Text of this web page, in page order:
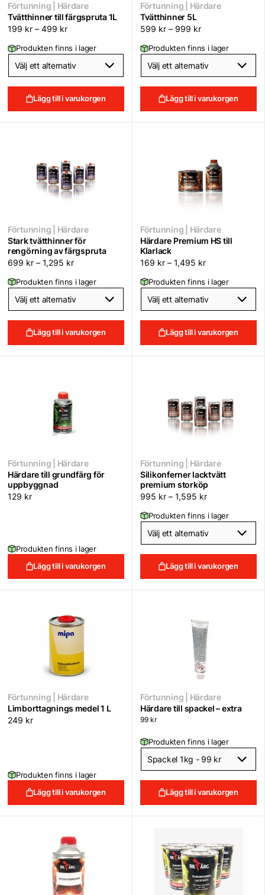
Förtunning | Härdare
Tvätthinner till färgspruta 1L
199 kr – 499 kr
Produkten finns i lager
Lägg till i varukorgen
Förtunning | Härdare
Tvätthinner 5L
599 kr – 999 kr
Produkten finns i lager
Lägg till i varukorgen
Förtunning | Härdare
Stark tvätthinner för
rengörning av färgspruta
699 kr – 1,295 kr
Produkten finns i lager
Lägg till i varukorgen
Förtunning | Härdare
Härdare Premium HS till
Klarlack
169 kr – 1,495 kr
Produkten finns i lager
Lägg till i varukorgen
Förtunning | Härdare
Härdare till grundfärg för
uppbyggnad
129 kr
Produkten finns i lager
Lägg till i varukorgen
Förtunning | Härdare
Silikonferner lacktvätt
premium storköp
995 kr – 1,595 kr
Produkten finns i lager
Lägg till i varukorgen
Förtunning | Härdare
Limborttagnings medel 1 L
249 kr
Produkten finns i lager
Lägg till i varukorgen
Förtunning | Härdare
Härdare till spackel – extra
99 kr
Produkten finns i lager
Lägg till i varukorgen